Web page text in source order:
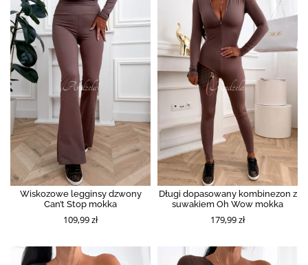
Wiskozowe legginsy dzwony
Can’t Stop mokka
109,99 zł
Długi dopasowany kombinezon z
suwakiem Oh Wow mokka
179,99 zł